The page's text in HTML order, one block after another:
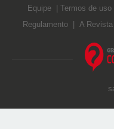
Equipe Termos de uso
Regulamento
A